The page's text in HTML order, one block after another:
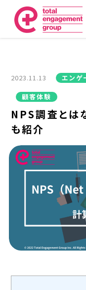
2023.11.13 エンゲ
顧客体験
NPS調査とは
も紹介